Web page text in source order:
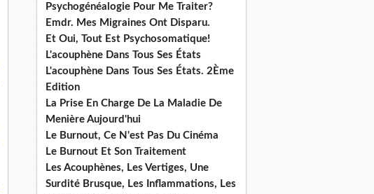
Psychogénéalogie Pour Me Traiter?
Emdr. Mes Migraines Ont Disparu.
Et Oui, Tout Est Psychosomatique!
L'acouphène Dans Tous Ses États
L'acouphène Dans Tous Ses États. 2Ème
Edition
La Prise En Charge De La Maladie De
Menière Aujourd'hui
Le Burnout, Ce N'est Pas Du Cinéma
Le Burnout Et Son Traitement
Les Acouphènes, Les Vertiges, Une
Surdité Brusque, Les Inflammations, Les